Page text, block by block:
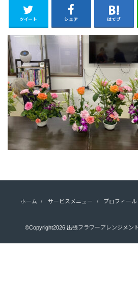
ツイート シェア はてブ
ホーム サービスメニュー プロフィール
©Copyright2026 出張フラワーアレンジメン